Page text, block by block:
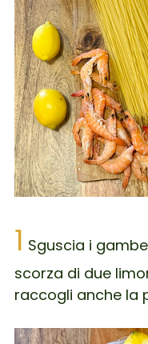
1 Sguscia i
scorza di due
raccogli anche la